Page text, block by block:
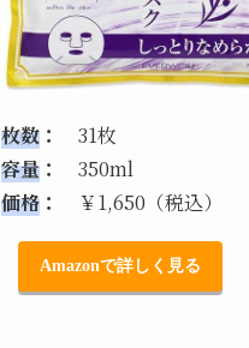
枚数 ： 31枚
容量 ： 350ml
価格 ： ￥1,650（税込）
Amazonで詳しく見る